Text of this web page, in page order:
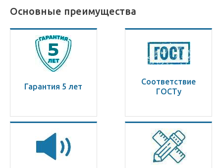
Основные преимущества
Гарантия 5 лет
Соответствие
ГОСТу